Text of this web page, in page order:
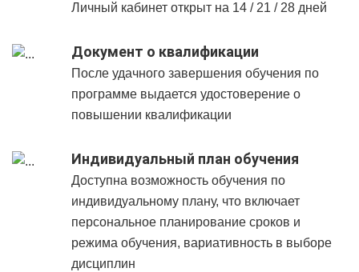
Личный кабинет открыт на 14 / 21 / 28 дней
Документ о квалификации
После удачного завершения обучения по
программе выдается удостоверение о
повышении квалификации
Индивидуальный план обучения
Доступна возможность обучения по
индивидуальному плану, что включает
персональное планирование сроков и
режима обучения, вариативность в выборе
дисциплин